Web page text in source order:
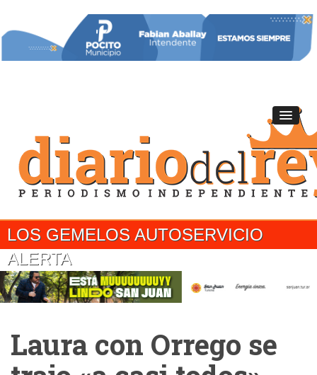
LOS GEMELOS AUTOSERVICIO
ALERTA
Laura con Orrego se